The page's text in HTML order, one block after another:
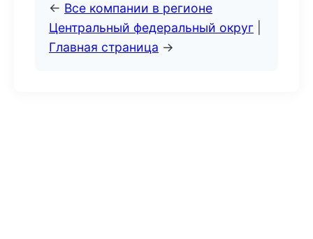
← Все компании в регионе
Центральный федеральный округ
Главная страница →